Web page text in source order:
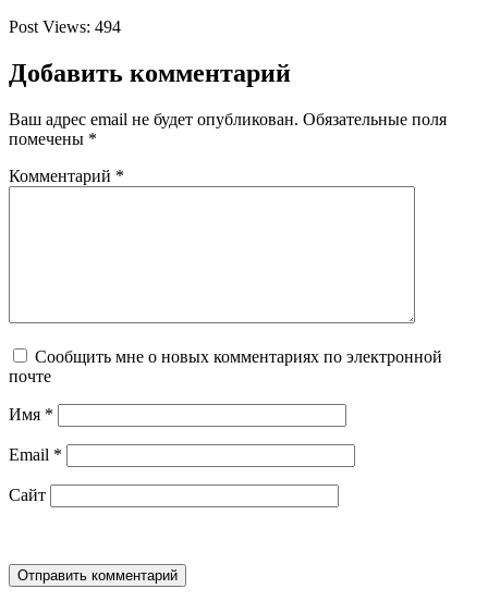
Post Views: 494
Добавить комментарий
Ваш адрес email не будет опубликован. Обязательные поля
помечены *
Комментарий *
Сообщить мне о новых комментариях по электронной
почте
Имя *
Email *
Сайт